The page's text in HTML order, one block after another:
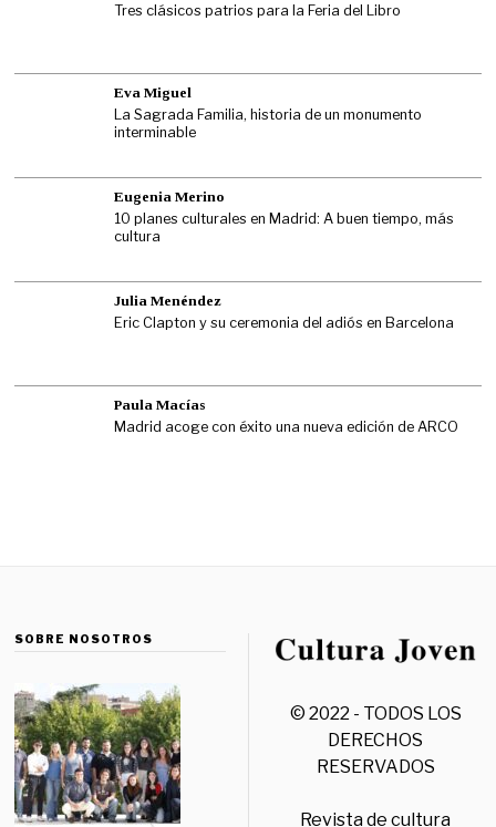
Tres clásicos patrios para la Feria del Libro
Eva Miguel
La Sagrada Familia, historia de un monumento
interminable
Eugenia Merino
10 planes culturales en Madrid: A buen tiempo, más
cultura
Julia Menéndez
Eric Clapton y su ceremonia del adiós en Barcelona
Paula Macías
Madrid acoge con éxito una nueva edición de ARCO
SOBRE NOSOTROS
© 2022 - TODOS LOS
DERECHOS
RESERVADOS
Revista de cultura